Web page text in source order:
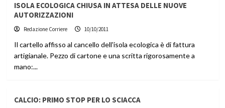
ISOLA ECOLOGICA CHIUSA IN ATTESA DELLE NUOVE
AUTORIZZAZIONI
Redazione Corriere 10/10/2011
Il cartello affisso al cancello dell'isola ecologica è di fattura
artigianale. Pezzo di cartone e una scritta rigorosamente a
mano:...
CALCIO: PRIMO STOP PER LO SCIACCA